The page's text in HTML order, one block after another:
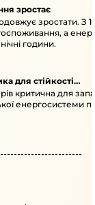
зростає
зростати. З
а
години.
для стійкості
критична для
енергосистеми